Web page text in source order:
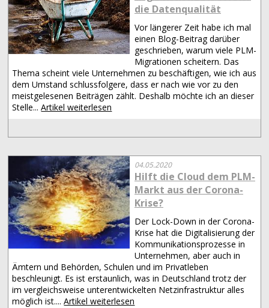
die Datenqualität
Vor längerer Zeit habe ich mal
einen Blog-Beitrag darüber
geschrieben, warum viele PLM-
Migrationen scheitern. Das
Thema scheint viele Unternehmen zu beschäftigen, wie ich aus
dem Umstand schlussfolgere, dass er nach wie vor zu den
meistgelesenen Beiträgen zählt. Deshalb möchte ich an dieser
Stelle...Artikel weiterlesen
04.05.2020
Hilft die Cloud dem PLM-
Markt aus der Corona-
Krise?
Der Lock-Down in der Corona-
Krise hat die Digitalisierung der
Kommunikationsprozesse in
Unternehmen, aber auch in
Ämtern und Behörden, Schulen und im Privatleben
beschleunigt. Es ist erstaunlich, was in Deutschland trotz der
im vergleichsweise unterentwickelten Netzinfrastruktur alles
möglich ist....Artikel weiterlesen